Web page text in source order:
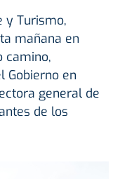
y Turismo,
mañana en
camino,
Gobierno en
general de
de los